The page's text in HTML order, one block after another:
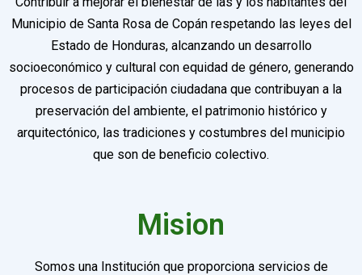
Municipio de Santa Rosa de Copán respetando las leyes del
Estado de Honduras, alcanzando un desarrollo
socioeconómico y cultural con equidad de género, generando
procesos de participación ciudadana que contribuyan a la
preservación del ambiente, el patrimonio histórico y
arquitectónico, las tradiciones y costumbres del municipio
que son de beneficio colectivo.
Mision
Somos una Institución que proporciona servicios de